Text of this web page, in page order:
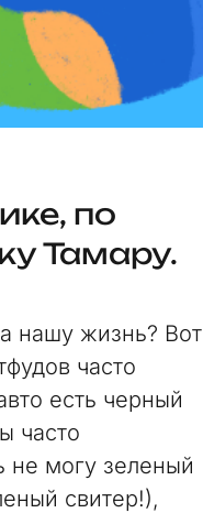
по
Тамару.
нашу жизнь? Вот
часто
есть черный
часто
не могу зеленый
свитер!),